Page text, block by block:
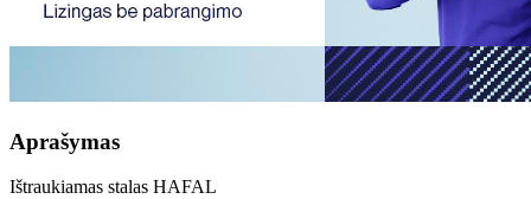
Aprašymas
Ištraukiamas stalas HAFAL